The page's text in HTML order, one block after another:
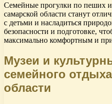
Семейные прогулки по пеших
самарской области станут
с детьми и насладиться
безопасности и подготовке,
максимально комфортным и
Музеи и
семейного
области